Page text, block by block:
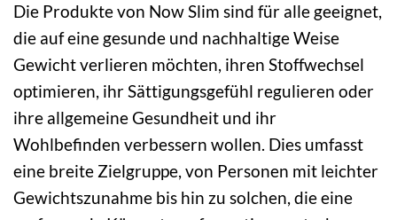
Die Produkte von Now Slim sind für alle geeignet,
die auf eine gesunde und nachhaltige Weise
Gewicht verlieren möchten, ihren Stoffwechsel
optimieren, ihr Sättigungsgefühl regulieren oder
ihre allgemeine Gesundheit und ihr
Wohlbefinden verbessern wollen. Dies umfasst
eine breite Zielgruppe, von Personen mit leichter
Gewichtszunahme bis hin zu solchen, die eine